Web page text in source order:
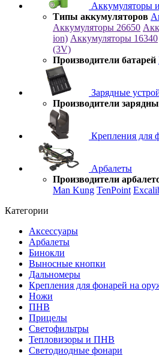
Аккумуляторы
Типы аккумуляторов
Аккумуляторы 26650
ion) Аккумуляторы 16340
(3V)
Производители батарей
Зарядные
Производители
Крепления для
Арбалеты
Производители
Man Kung TenPoint
Категории
Аксессуары
Арбалеты
Бинокли
Выносные кнопки
Дальномеры
Крепления для фонарей на
Ножи
ПНВ
Прицелы
Светофильтры
Тепловизоры и ПНВ
Светодиодные фонари